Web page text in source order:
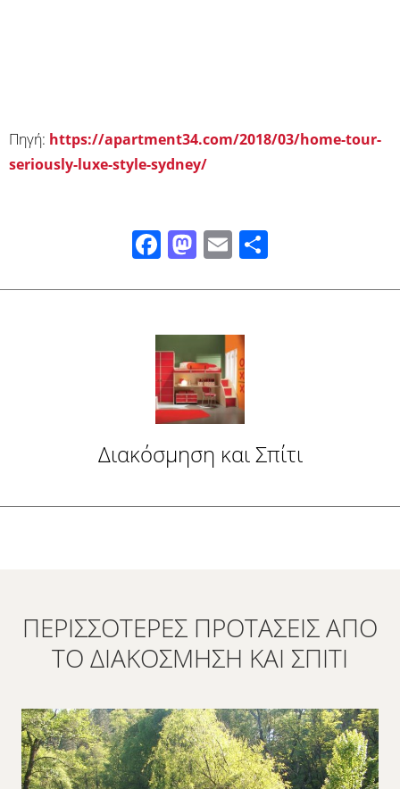
Πηγή: https://apartment34.com/2018/03/home-tour-
seriously-luxe-style-sydney/
Facebook
Mastodon
Email
Διακόσμηση και Σπίτι
ΠΕΡΙΣΣΌΤΕΡΕΣ ΠΡΟΤΆΣΕΙΣ ΑΠΌ
ΤΟ ΔΙΑΚΌΣΜΗΣΗ ΚΑΙ ΣΠΊΤΙ